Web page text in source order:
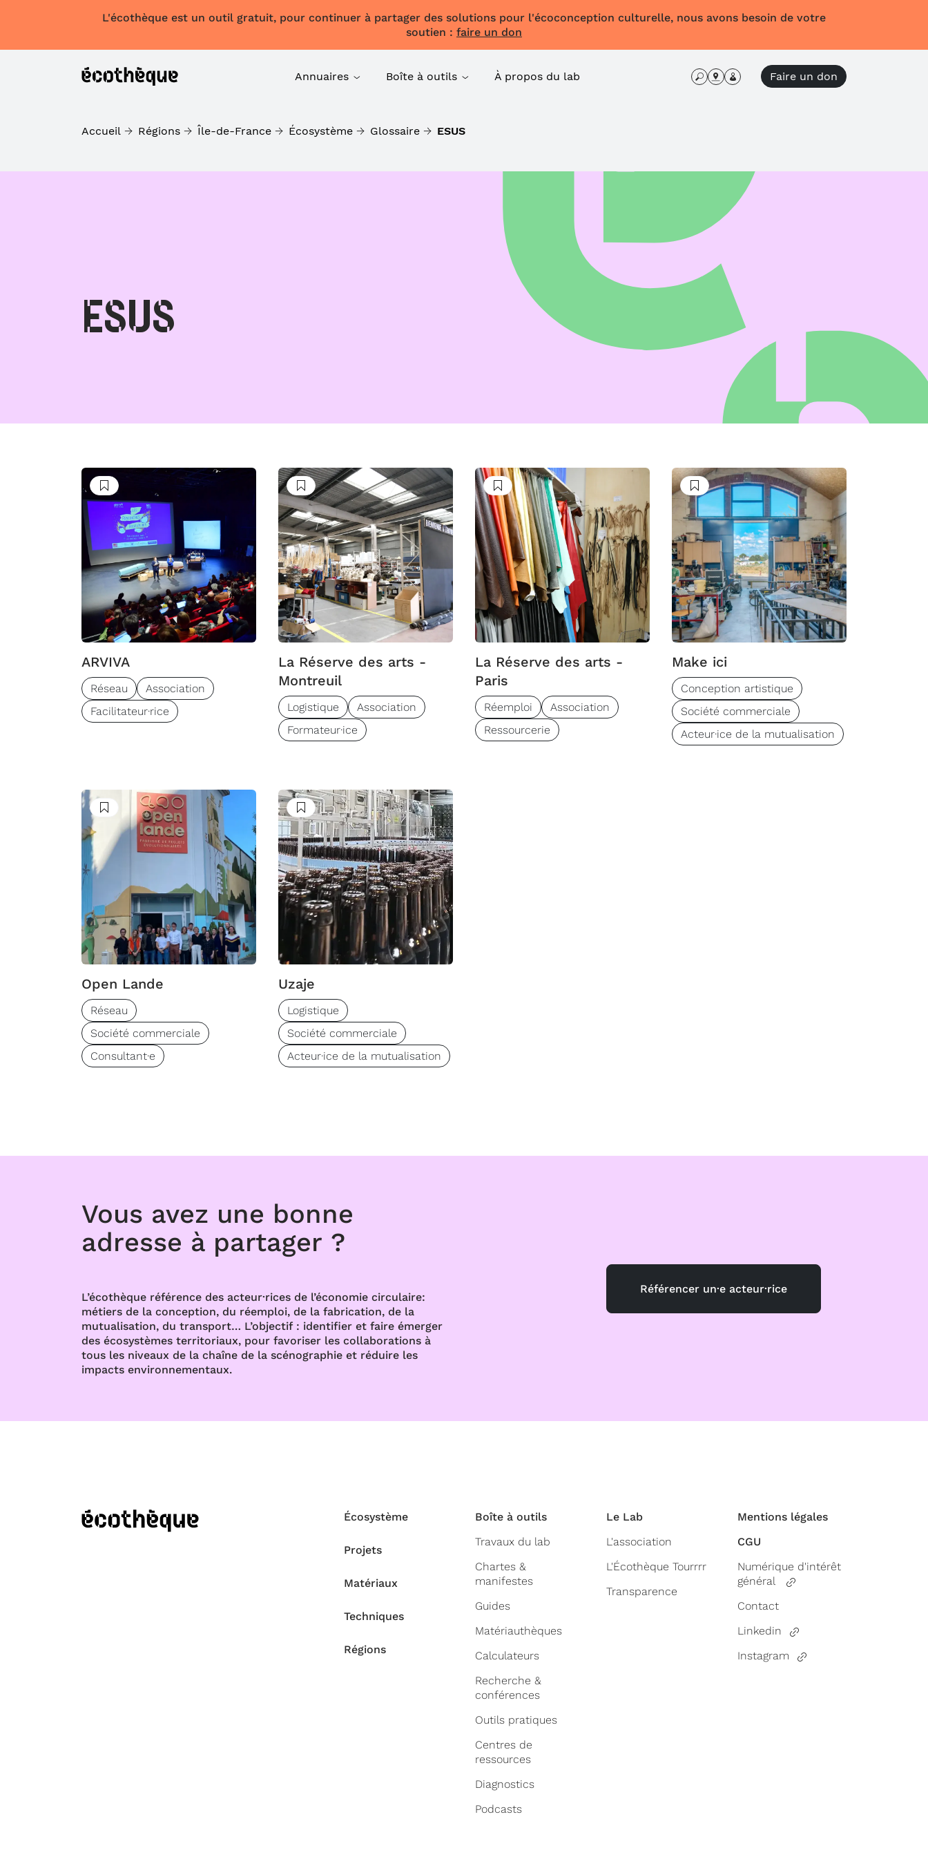
L'écothèque est un outil gratuit, pour continuer à partager des solutions pour l'écoconception culturelle, nous avons besoin de votre
soutien : faire un don
Annuaires Boîte à outils À propos du lab Faire un don
Accueil Régions Île-de-France Écosystème Glossaire ESUS
ESUS
Suivre
ARVIVA
Réseau
Association
Facilitateur·rice
Suivre
La Réserve des arts -
Montreuil
Logistique
Association
Formateur·ice
Suivre
La Réserve des arts -
Paris
Réemploi
Association
Ressourcerie
Suivre
Make ici
Conception artistique
Société commerciale
Acteur·ice de la mutualisation
Suivre
Open Lande
Réseau
Société commerciale
Consultant·e
Suivre
Uzaje
Logistique
Société commerciale
Acteur·ice de la mutualisation
Vous avez une bonne
adresse à partager ?
L’écothèque référence des acteur·rices de l’économie circulaire:
métiers de la conception, du réemploi, de la fabrication, de la
mutualisation, du transport… L’objectif : identifier et faire émerger
des écosystèmes territoriaux, pour favoriser les collaborations à
tous les niveaux de la chaîne de la scénographie et réduire les
impacts environnementaux.
Référencer un·e acteur·rice
Écosystème
Projets
Matériaux
Techniques
Régions
Boîte à outils
Travaux du lab
Chartes &
manifestes
Guides
Matériauthèques
Calculateurs
Recherche &
conférences
Outils pratiques
Centres de
ressources
Diagnostics
Podcasts
Le Lab
L'association
L'Écothèque Tourrrr
Transparence
Mentions légales
CGU
Numérique d'intérêt
général
Contact
Linkedin
Instagram